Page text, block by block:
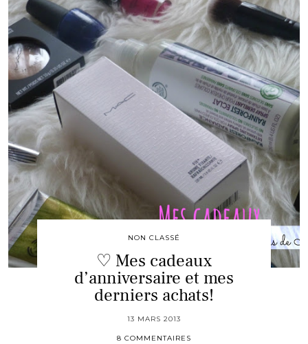
NON CLASSÉ
♡ Mes cadeaux
d’anniversaire et mes
derniers achats!
13 MARS 2013
8 COMMENTAIRES